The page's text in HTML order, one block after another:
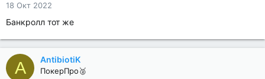
18 Окт 2022
Банкролл тот же
A AntibiotiK
ПокерПро🥈